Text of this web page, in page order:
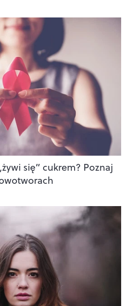
się” cukrem? Poznaj